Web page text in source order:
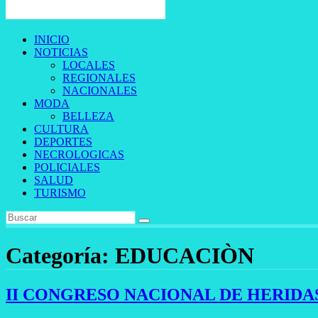
INICIO
NOTICIAS
LOCALES
REGIONALES
NACIONALES
MODA
BELLEZA
CULTURA
DEPORTES
NECROLOGICAS
POLICIALES
SALUD
TURISMO
Categoría: EDUCACIÒN
II CONGRESO NACIONAL DE